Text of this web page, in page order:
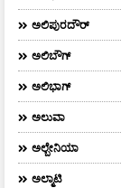
ಅಲಿಪುರದೌರ್‌
ಅಲಿಬೌಗ್
ಅಲಿಭಾಗ್
ಅಲುವಾ
ಅಲ್ಬೇನಿಯಾ
ಅಲ್ಮಾಟಿ